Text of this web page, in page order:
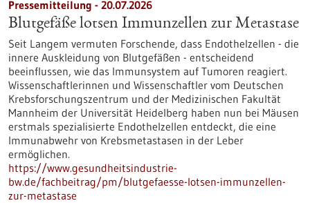
Pressemitteilung - 20.07.2026
Blutgefäße lotsen Immunzellen zur Metastase
Seit Langem vermuten Forschende, dass Endothelzellen - die
innere Auskleidung von Blutgefäßen - entscheidend
beeinflussen, wie das Immunsystem auf Tumoren reagiert.
Wissenschaftlerinnen und Wissenschaftler vom Deutschen
Krebsforschungszentrum und der Medizinischen Fakultät
Mannheim der Universität Heidelberg haben nun bei Mäusen
erstmals spezialisierte Endothelzellen entdeckt, die eine
Immunabwehr von Krebsmetastasen in der Leber
ermöglichen.
https://www.gesundheitsindustrie-
bw.de/fachbeitrag/pm/blutgefaesse-lotsen-immunzellen-
zur-metastase